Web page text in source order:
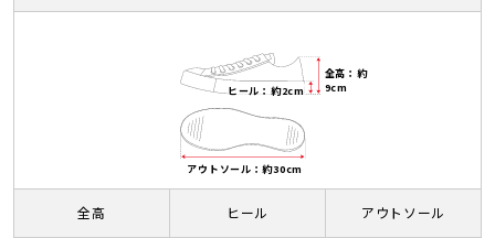
全高：約
9cm
ヒール：約2cm
アウトソール：約30cm
全高 ヒール アウトソール